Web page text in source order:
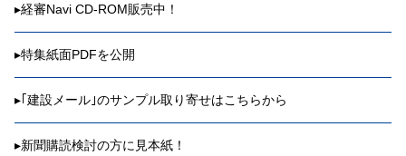
▸経審Navi CD-ROM販売中！
▸特集紙面PDFを公開
▸ ｢建設メール｣のサンプル取り寄せはこちらから
▸新聞購読検討の方に見本紙！